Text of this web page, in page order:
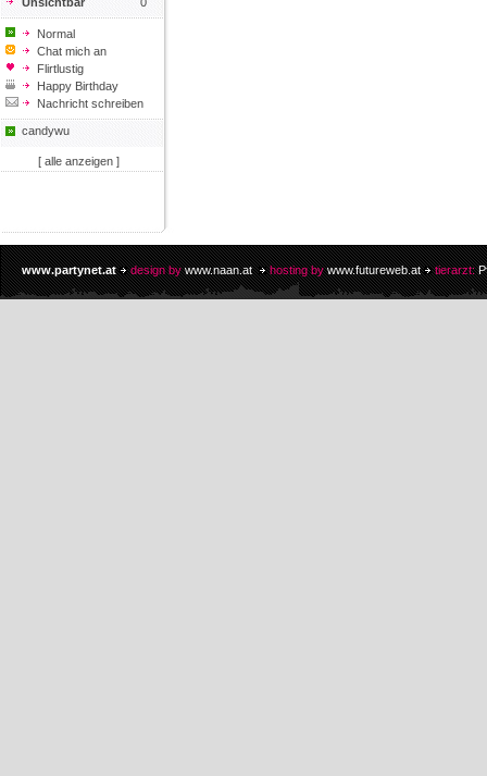
Normal
Chat mich an
Flirtlustig
Happy Birthday
Nachricht schreiben
candywu
[ alle anzeigen ]
www.partynet.at design by www.naan.at hosting by www.futureweb.at tierarzt: